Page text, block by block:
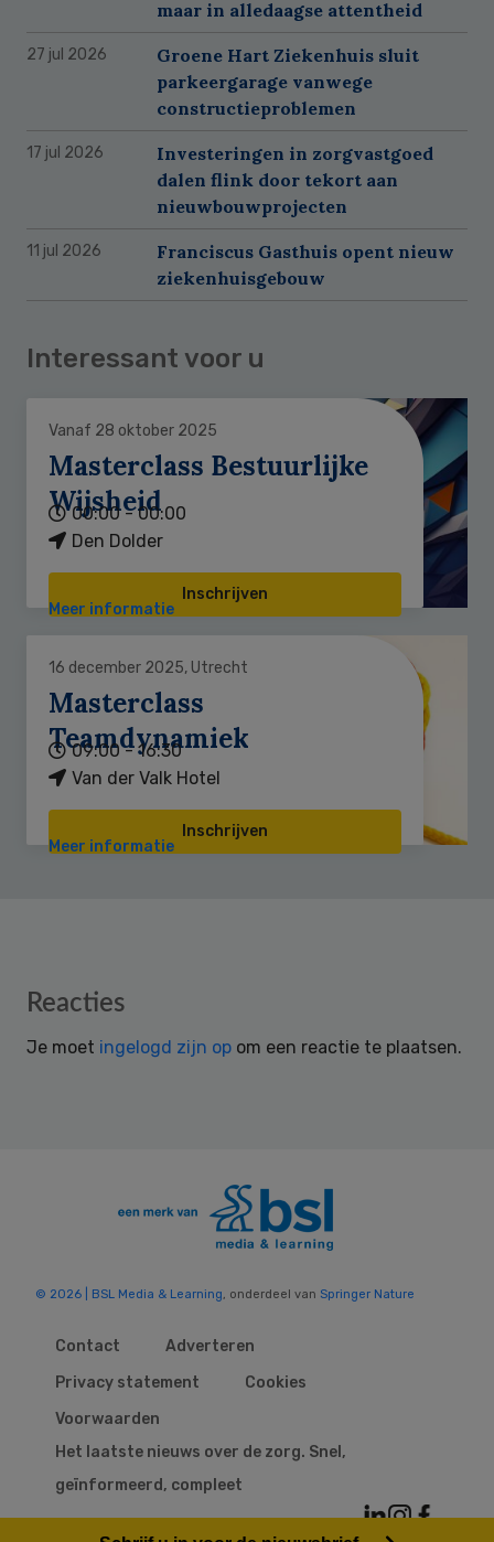
maar in alledaagse attentheid
27 jul 2026
Groene Hart Ziekenhuis sluit
parkeergarage vanwege
constructieproblemen
17 jul 2026
Investeringen in zorgvastgoed
dalen flink door tekort aan
nieuwbouwprojecten
11 jul 2026
Franciscus Gasthuis opent nieuw
ziekenhuisgebouw
Interessant voor u
Vanaf 28 oktober 2025
Masterclass Bestuurlijke
Wijsheid
00:00 - 00:00
Den Dolder
Inschrijven
Meer informatie
16 december 2025, Utrecht
Masterclass
Teamdynamiek
09:00 - 16:30
Van der Valk Hotel
Inschrijven
Meer informatie
Reader
Reacties
Je moet ingelogd zijn op om een reactie te plaatsen.
© 2026 | BSL Media & Learning , onderdeel van Springer Nature
Contact
Adverteren
Privacy statement
Cookies
Voorwaarden
Het laatste nieuws over de zorg. Snel,
geïnformeerd, compleet